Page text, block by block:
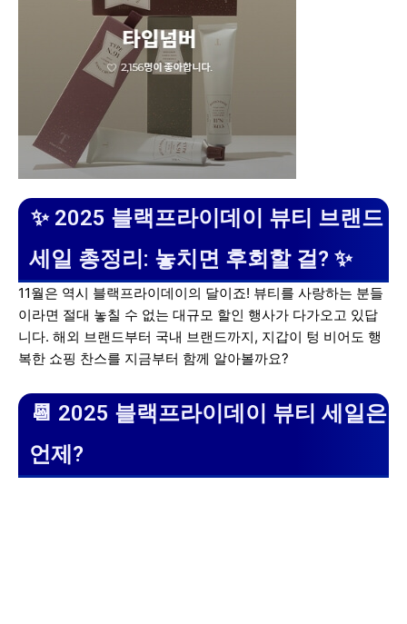
✨ 2025 블랙프라이데이 뷰티 브랜드
세일 총정리: 놓치면 후회할 걸? ✨
11월은 역시 블랙프라이데이의 달이죠! 뷰티를 사랑하는 분들
이라면 절대 놓칠 수 없는 대규모 할인 행사가 다가오고 있답
니다. 해외 브랜드부터 국내 브랜드까지, 지갑이 텅 비어도 행
복한 쇼핑 찬스를 지금부터 함께 알아볼까요?
📆 2025 블랙프라이데이 뷰티 세일은
언제?